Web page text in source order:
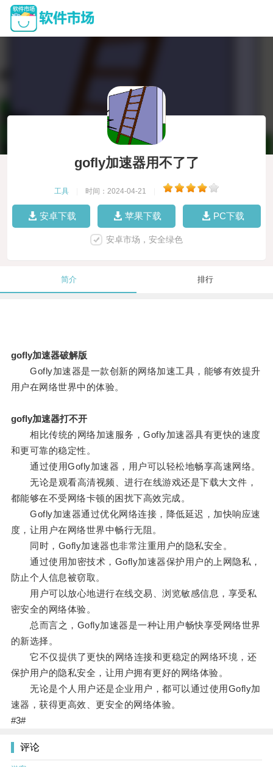
gofly加速器用不了了
工具 时间：2024-04-21
安卓下载 苹果下载 PC下载
安卓市场，安全绿色
简介 排行
gofly加速器破解版
Gofly加速器是一款创新的网络加速工具，能够有效提升
用户在网络世界中的体验。
gofly加速器打不开
相比传统的网络加速服务，Gofly加速器具有更快的速度
和更可靠的稳定性。
通过使用Gofly加速器，用户可以轻松地畅享高速网络。
无论是观看高清视频、进行在线游戏还是下载大文件，
都能够在不受网络卡顿的困扰下高效完成。
Gofly加速器通过优化网络连接，降低延迟，加快响应速
度，让用户在网络世界中畅行无阻。
同时，Gofly加速器也非常注重用户的隐私安全。
通过使用加密技术，Gofly加速器保护用户的上网隐私，
防止个人信息被窃取。
用户可以放心地进行在线交易、浏览敏感信息，享受私
密安全的网络体验。
总而言之，Gofly加速器是一种让用户畅快享受网络世界
的新选择。
它不仅提供了更快的网络连接和更稳定的网络环境，还
保护用户的隐私安全，让用户拥有更好的网络体验。
无论是个人用户还是企业用户，都可以通过使用Gofly加
速器，获得更高效、更安全的网络体验。
#3#
评论